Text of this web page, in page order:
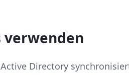
verwenden
Directory